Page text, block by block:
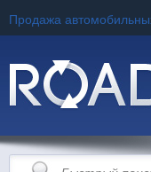
Продажа